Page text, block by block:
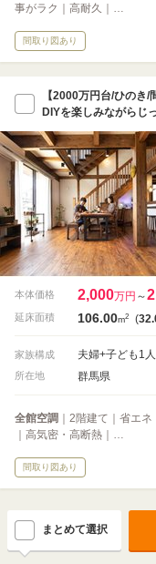
事がラク｜高耐久｜…
間取り図あり
【2000万円台/ひのき/
DIYを楽しみながらじ
本体価格 2,000万円 ～
延床面積 106.00m2 (
家族構成 夫婦+子ども1人
所在地 群馬県
全館空調 ｜2階建て｜省エ
｜高気密・高断熱｜…
間取り図あり
まとめて選択